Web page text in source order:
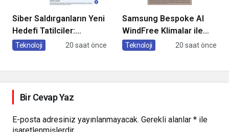
Siber Saldırganların Yeni
Hedefi Tatilciler:
Kaspersky’den Güvenli
Teknoloji 20 saat önce
Samsung Bespoke AI
WindFree Klimalar ile
çocuk odalarında
Teknoloji 20 saat önce
Bir Cevap Yaz
E-posta adresiniz yayınlanmayacak. Gerekli alanlar * ile
işaretlenmişlerdir